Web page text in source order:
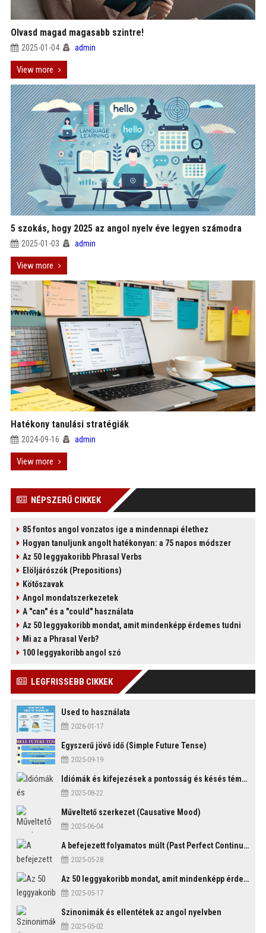
Olvasd magad magasabb szintre!
2025-01-04 admin
View more
5 szokás, hogy 2025 az angol nyelv éve legyen számodra
2025-01-03 admin
View more
Hatékony tanulási stratégiák
2024-09-16 admin
View more
NÉPSZERŰ CIKKEK
85 fontos angol vonzatos ige a mindennapi élethez
Hogyan tanuljunk angolt hatékonyan: a 75 napos módszer
Az 50 leggyakoribb Phrasal Verbs
Elöljárószók (Prepositions)
Kötőszavak
Angol mondatszerkezetek
A "can" és a "could" használata
Az 50 leggyakoribb mondat, amit mindenképp érdemes tudni
Mi az a Phrasal Verb?
100 leggyakoribb angol szó
LEGFRISSEBB CIKKEK
Used to használata
2026-01-17
Egyszerű jövő idő (Simple Future Tense)
2025-09-19
Idiómák és kifejezések a pontosság és késés témakörében
2025-08-22
Műveltető szerkezet (Causative Mood)
2025-06-04
A befejezett folyamatos múlt (Past Perfect Continuous Tense)
2025-05-28
Az 50 leggyakoribb mondat, amit mindenképp érdemes tudni
2025-05-17
Szinonimák és ellentétek az angol nyelvben
2025-05-02